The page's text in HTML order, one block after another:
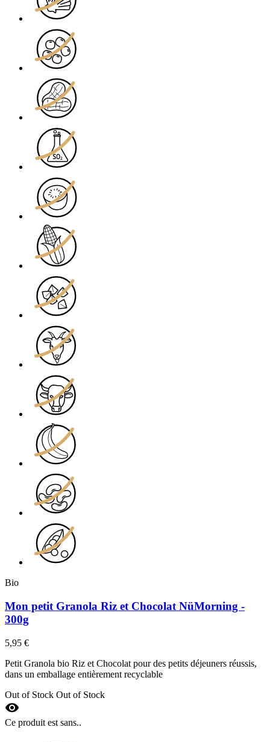
Bio
Mon petit Granola Riz et Chocolat NüMorning -
300g
5,95 €
Petit Granola bio Riz et Chocolat pour des petits déjeuners réussis,
dans un emballage entièrement recyclable
Out of Stock Out of Stock
visibility
Ce produit est sans..